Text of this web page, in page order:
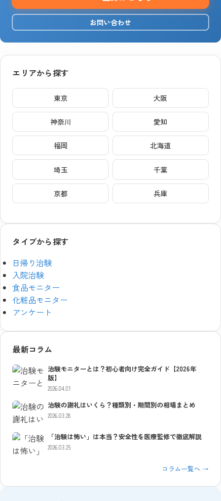
お問い合わせ
エリアから探す
東京 大阪
神奈川 愛知
福岡 北海道
埼玉 千葉
京都 兵庫
タイプから探す
日帰り治験
入院治験
食品モニター
化粧品モニター
アンケート
最新コラム
治験モニターとは？初心者向け完全ガイド【2026年
版】
2026.04.01
治験の謝礼はいくら？種類別・期間別の相場まとめ
2026.03.28
「治験は怖い」は本当？安全性を医療監修で徹底解説
2026.03.25
コラム一覧へ →